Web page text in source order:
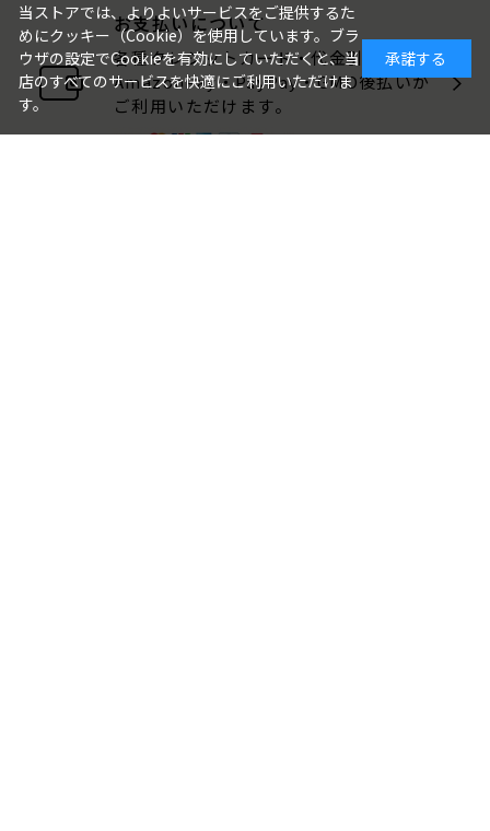
お支払いについて
各種クレジットカード・代金引換・
AmazonPay・PayPay・GMO後払いが
ご利用いただけます。
当ストアでは、よりよいサービスをご提供するた
めにクッキー（Cookie）を使用しています。ブラ
ウザの設定でCookieを有効にしていただくと、当
店のすべてのサービスを快適にご利用いただけま
す。
承諾する